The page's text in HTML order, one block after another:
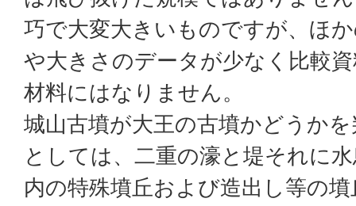
巧で大変大きいものですが、ほ
や大きさのデータが少なく比較
材料にはなりません。
城山古墳が大王の古墳かどうか
としては、二重の濠と堤それに
内の特殊墳丘および造出し等の